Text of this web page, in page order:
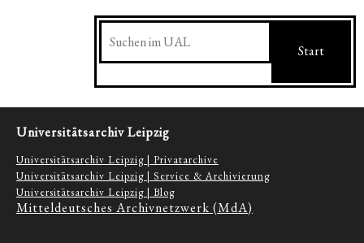
Suchen
Start
Universitätsarchiv Leipzig
Universitätsarchiv Leipzig | Privatarchive
Universitätsarchiv Leipzig | Service & Archivierung
Universitätsarchiv Leipzig | Blog
Mitteldeutsches Archivnetzwerk (MdA)